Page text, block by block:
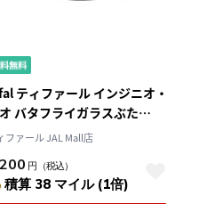
ティファール インジニオ・
バタフライガラスぶた
L99364
ファール JAL Mall店
円 （税込）
積算 38 マイル (1倍)